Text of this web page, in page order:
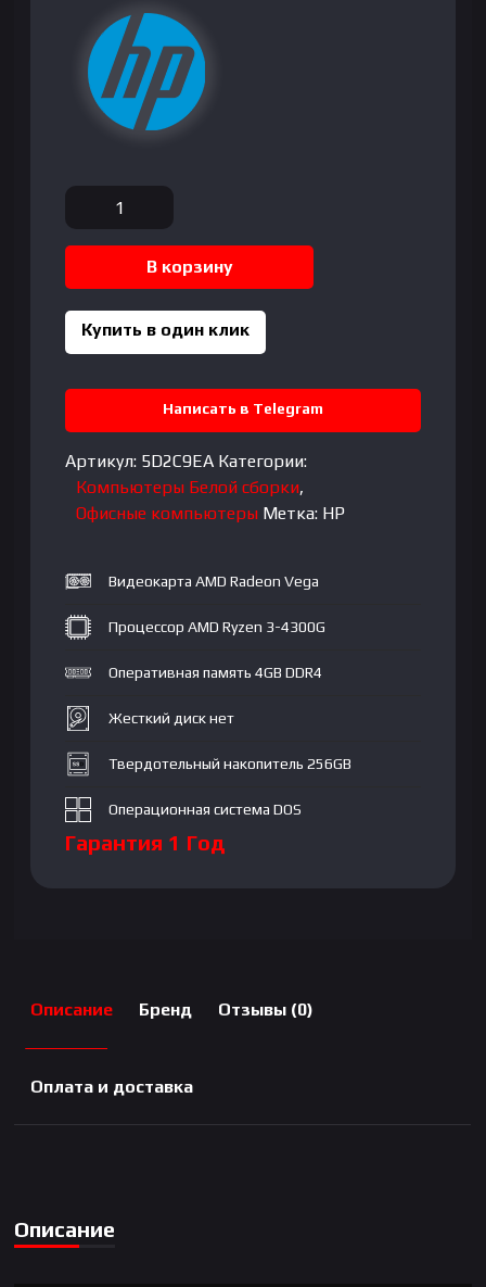
Количество
товара
HP
Tower
Desktop
Ryzen
3-
4300G|
DDR4
256GB|
AMD
Radeon
Vega|
DVD-
DOS|
RU|
Black
В корзину
Купить в один клик
Написать в Telegram
Артикул: 5D2C9EA Категории:
Компьютеры Белой сборки,
Офисные компьютеры Метка: HP
Видеокарта AMD Radeon Vega
Процессор AMD Ryzen 3-4300G
Оперативная память 4GB DDR4
Жесткий диск нет
Твердотельный накопитель 256GB
Операционная система DOS
Гарантия 1 Год
Описание Бренд Отзывы (0)
Оплата и доставка
Описание